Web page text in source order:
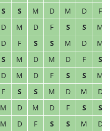
S S M D M D
F
D M D F S S
M
D F S S M D
M
S M D M D F
S
D M D F S S
M
F S S M D M
D
M D M D F S
S
M D F S S M
D